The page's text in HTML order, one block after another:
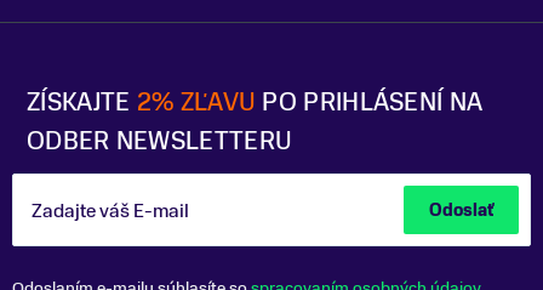
ZÍSKAJTE 2% ZĽAVU PO PRIHLÁSENÍ NA
ODBER NEWSLETTERU
Zadajte váš E-mail Odoslať